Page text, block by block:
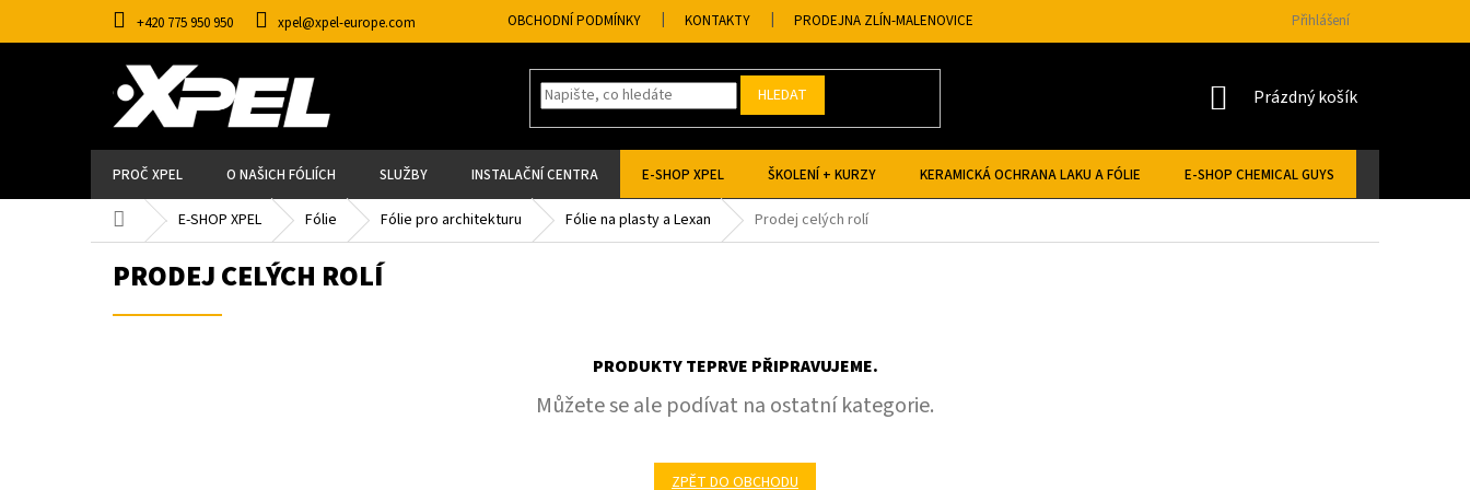
+420 775 950 950 xpel@xpel-europe.com OBCHODNÍ PODMÍNKY KONTAKTY PRODEJNA ZLÍN-MALENOVICE Přihlášení
HLEDAT
NÁKUPNÍ
Prázdný košík
PROČ XPEL O NAŠICH FÓLIÍCH SLUŽBY INSTALAČNÍ CENTRA E-SHOP XPEL ŠKOLENÍ + KURZY KERAMICKÁ OCHRANA LAKU A FÓLIE E-SHOP CHEMICAL GUYS
Domů E-SHOP XPEL Fólie Fólie pro architekturu Fólie na plasty a Lexan Prodej celých rolí
PRODEJ CELÝCH ROLÍ
PRODUKTY TEPRVE PŘIPRAVUJEME.
Můžete se ale podívat na ostatní kategorie.
ZPĚT DO OBCHODU